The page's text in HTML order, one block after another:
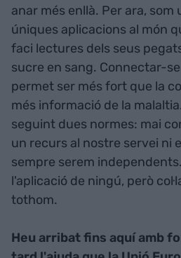
anar més enllà. Per ara, som
úniques aplicacions al món
faci lectures dels seus
sucre en sang. Connectar-
permet ser més fort que la
més informació de la
seguint dues normes: mai
un recurs al nostre servei ni
sempre serem
l'aplicació de ningú, però
tothom.
Heu arribat fins aquí amb